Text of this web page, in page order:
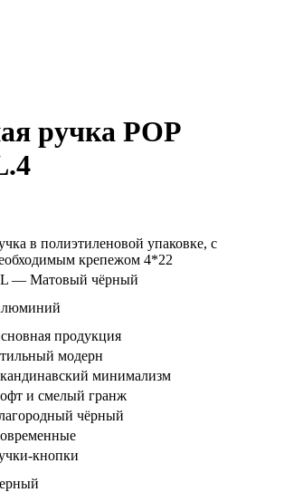
ручка POP
в полиэтиленовой упаковке, с
крепежом 4*22
— Матовый чёрный
продукция
модерн
минимализм
и смелый гранж
чёрный
кнопки